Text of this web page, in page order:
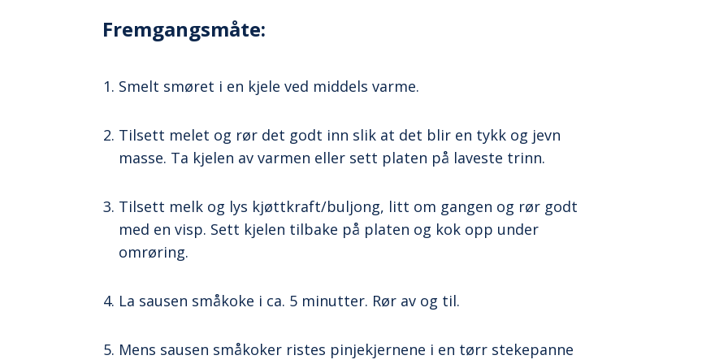
Fremgangsmåte:
Smelt smøret i en kjele ved middels varme.
Tilsett melet og rør det godt inn slik at det blir en tykk og jevn
masse. Ta kjelen av varmen eller sett platen på laveste trinn.
Tilsett melk og lys kjøttkraft/buljong, litt om gangen og rør godt
med en visp. Sett kjelen tilbake på platen og kok opp under
omrøring.
La sausen småkoke i ca. 5 minutter. Rør av og til.
Mens sausen småkoker ristes pinjekjernene i en tørr stekepanne